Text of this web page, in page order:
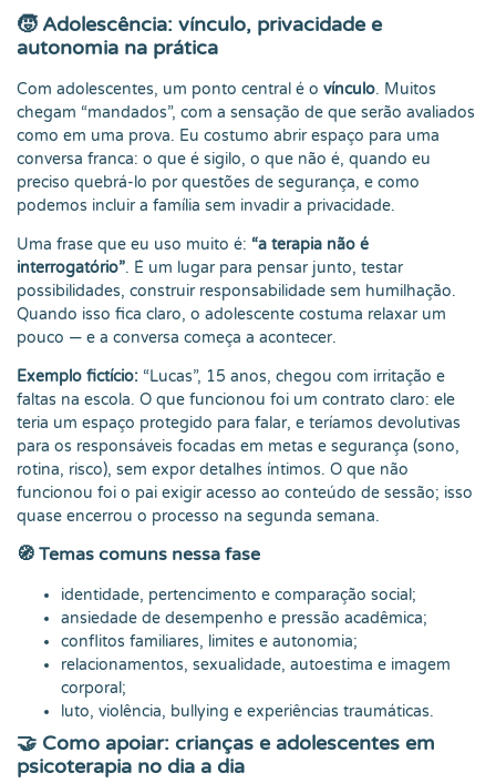
🧒 Adolescência: vínculo, privacidade e
autonomia na prática
Com adolescentes, um ponto central é o vínculo. Muitos
chegam “mandados”, com a sensação de que serão avaliados
como em uma prova. Eu costumo abrir espaço para uma
conversa franca: o que é sigilo, o que não é, quando eu
preciso quebrá-lo por questões de segurança, e como
podemos incluir a família sem invadir a privacidade.
Uma frase que eu uso muito é: “a terapia não é
interrogatório”. É um lugar para pensar junto, testar
possibilidades, construir responsabilidade sem humilhação.
Quando isso fica claro, o adolescente costuma relaxar um
pouco — e a conversa começa a acontecer.
Exemplo fictício: “Lucas”, 15 anos, chegou com irritação e
faltas na escola. O que funcionou foi um contrato claro: ele
teria um espaço protegido para falar, e teríamos devolutivas
para os responsáveis focadas em metas e segurança (sono,
rotina, risco), sem expor detalhes íntimos. O que não
funcionou foi o pai exigir acesso ao conteúdo de sessão; isso
quase encerrou o processo na segunda semana.
🧭 Temas comuns nessa fase
identidade, pertencimento e comparação social;
ansiedade de desempenho e pressão acadêmica;
conflitos familiares, limites e autonomia;
relacionamentos, sexualidade, autoestima e imagem
corporal;
luto, violência, bullying e experiências traumáticas.
🤝 Como apoiar: crianças e adolescentes em
psicoterapia no dia a dia